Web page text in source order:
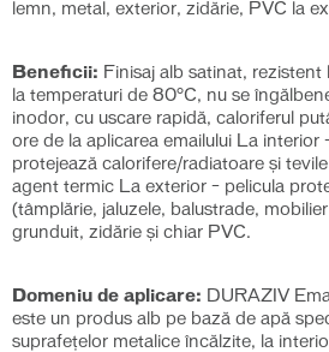
lemn, metal, exterior, zidărie, PVC la
Beneficii: Finisaj alb satinat, rezistent
la temperaturi de 80°C, nu se
inodor, cu uscare rapidă, caloriferul
ore de la aplicarea emailului La interior
protejează calorifere/radiatoare și
agent termic La exterior – pelicula
(tâmplărie, jaluzele, balustrade,
grunduit, zidărie și chiar PVC.
Domeniu de aplicare: DURAZIV
este un produs alb pe bază de apă
suprafeţelor metalice încălzite, la